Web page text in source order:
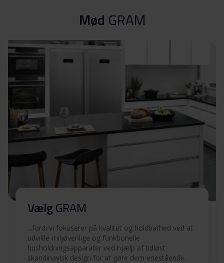
Produktbillede FB 3297-95
Produktbillede FB 3297-
95
Produktbillede FB 3297-
Download
Hent alt (5) Hent udvalgt
Mød GRAM
VælgGRAM
...fordi vi fokuserer på kvalitet og holdbarhed ved at
udvikle miljøvenlige og funktionelle
husholdningsapparater ved hjælp af tidløst
skandinavisk design for at gøre dem enestående.